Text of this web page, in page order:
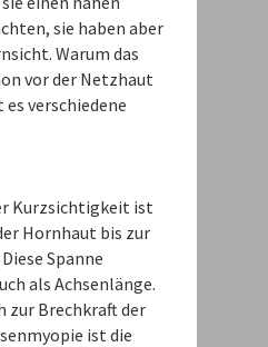
sie haben aber
Warum das
vor der Netzhaut
verschiedene
Kurzsichtigkeit ist
Hornhaut bis zur
Spanne
als Achsenlänge.
zur Brechkraft der
ist die